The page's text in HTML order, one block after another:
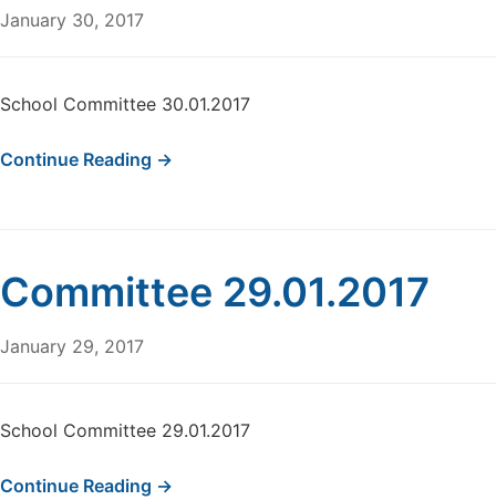
January 30, 2017
School Committee 30.01.2017
Continue Reading →
Committee 29.01.2017
January 29, 2017
School Committee 29.01.2017
Continue Reading →